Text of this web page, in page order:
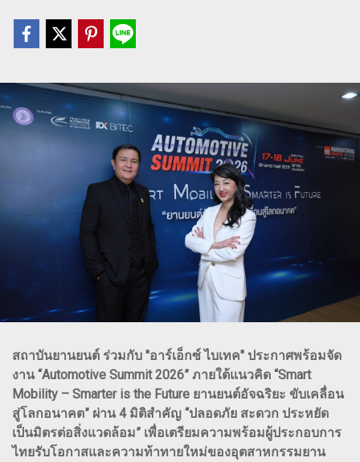
สถาบันยานยนต์ ร่วมกับ "อาร์เอ็กซ์ ไบเทค" ประกาศพร้อมจัด
งาน “Automotive Summit 2026” ภายใต้แนวคิด “Smart
Mobility – Smarter is the Future ยานยนต์อัจฉริยะ ขับเคลื่อน
สู่โลกอนาคต” ผ่าน 4 มิติสำคัญ “ปลอดภัย สะดวก ประหยัด
เป็นมิตรต่อสิ่งแวดล้อม” เพื่อเตรียมความพร้อมผู้ประกอบการ
ไทยรับโอกาสและความท้าทายใหม่ของอุตสาหกรรมยาน